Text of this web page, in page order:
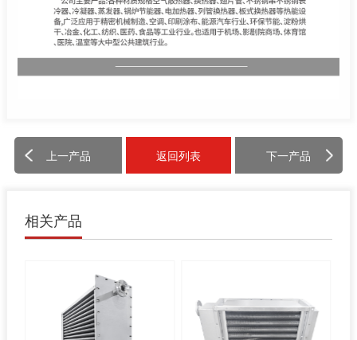
上一产品 返回列表 下一产品
相关产品